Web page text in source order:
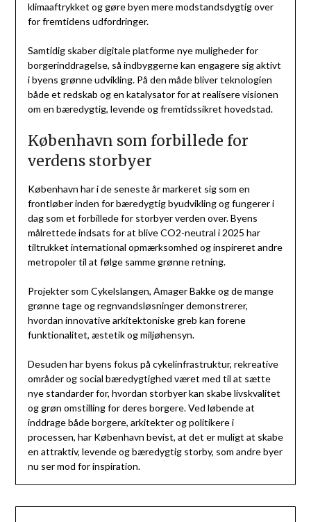
klimaaftrykket og gøre byen mere modstandsdygtig over
for fremtidens udfordringer.
Samtidig skaber digitale platforme nye muligheder for
borgerinddragelse, så indbyggerne kan engagere sig aktivt
i byens grønne udvikling. På den måde bliver teknologien
både et redskab og en katalysator for at realisere visionen
om en bæredygtig, levende og fremtidssikret hovedstad.
København som forbillede for
verdens storbyer
København har i de seneste år markeret sig som en
frontløber inden for bæredygtig byudvikling og fungerer i
dag som et forbillede for storbyer verden over. Byens
målrettede indsats for at blive CO2-neutral i 2025 har
tiltrukket international opmærksomhed og inspireret andre
metropoler til at følge samme grønne retning.
Projekter som Cykelslangen, Amager Bakke og de mange
grønne tage og regnvandsløsninger demonstrerer,
hvordan innovative arkitektoniske greb kan forene
funktionalitet, æstetik og miljøhensyn.
Desuden har byens fokus på cykelinfrastruktur, rekreative
områder og social bæredygtighed været med til at sætte
nye standarder for, hvordan storbyer kan skabe livskvalitet
og grøn omstilling for deres borgere. Ved løbende at
inddrage både borgere, arkitekter og politikere i
processen, har København bevist, at det er muligt at skabe
en attraktiv, levende og bæredygtig storby, som andre byer
nu ser mod for inspiration.